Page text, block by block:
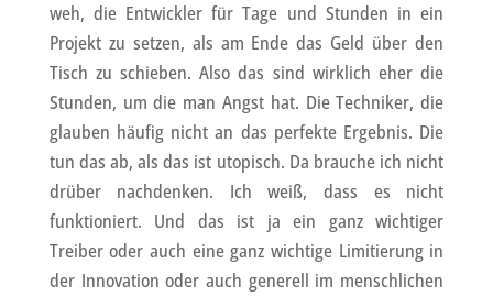
weh, die Entwickler für Tage und Stunden in ein
Projekt zu setzen, als am Ende das Geld über den
Tisch zu schieben. Also das sind wirklich eher die
Stunden, um die man Angst hat. Die Techniker, die
glauben häufig nicht an das perfekte Ergebnis. Die
tun das ab, als das ist utopisch. Da brauche ich nicht
drüber nachdenken. Ich weiß, dass es nicht
funktioniert. Und das ist ja ein ganz wichtiger
Treiber oder auch eine ganz wichtige Limitierung in
der Innovation oder auch generell im menschlichen